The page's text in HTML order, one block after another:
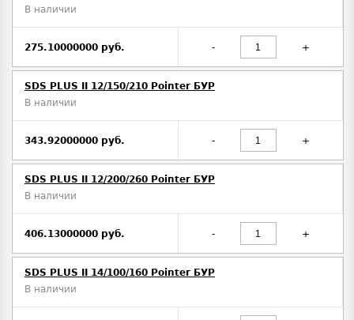
В наличии
275.10000000 руб. - +
SDS PLUS II 12/150/210 Pointer БУР
В наличии
343.92000000 руб. - +
SDS PLUS II 12/200/260 Pointer БУР
В наличии
406.13000000 руб. - +
SDS PLUS II 14/100/160 Pointer БУР
В наличии